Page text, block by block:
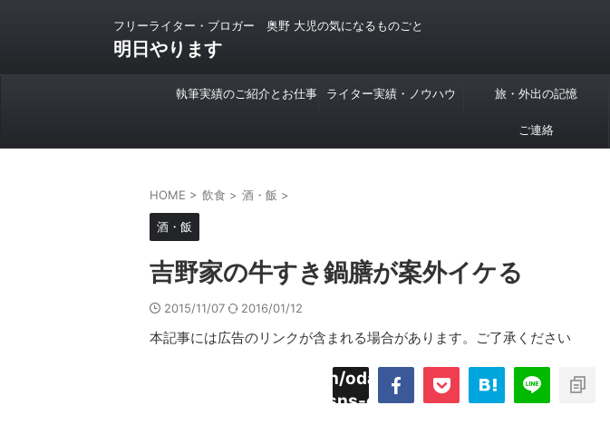
フリーライター・ブロガー 奥野 大児の気になるものごと
明日やります
執筆実績のご紹介とお仕事 ライター実績・ノウハウ 旅・外出の記憶
ご連絡
HOME > 飲食 > 酒・飯 >
酒・飯
吉野家の牛すき鍋膳が案外イケる
2015/11/07 2016/01/12
本記事には広告のリンクが含まれる場合があります。ご了承ください
/home/daimyoojin/odaiji.com/public_html/blog/wp-
content/plugins/sns-count-cache/sns-count-